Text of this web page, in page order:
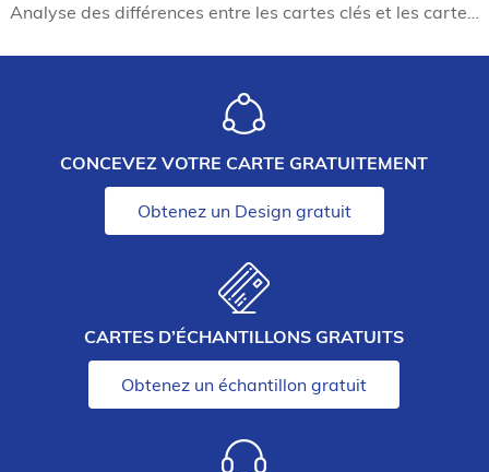
CONCEVEZ VOTRE CARTE GRATUITEMENT
Obtenez un Design gratuit
CARTES D’ÉCHANTILLONS GRATUITS
Obtenez un échantillon gratuit